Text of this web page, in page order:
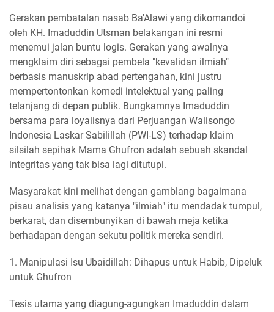
Gerakan pembatalan nasab Ba'Alawi yang dikomandoi
oleh KH. Imaduddin Utsman belakangan ini resmi
menemui jalan buntu logis. Gerakan yang awalnya
mengklaim diri sebagai pembela "kevalidan ilmiah"
berbasis manuskrip abad pertengahan, kini justru
mempertontonkan komedi intelektual yang paling
telanjang di depan publik. Bungkamnya Imaduddin
bersama para loyalisnya dari Perjuangan Walisongo
Indonesia Laskar Sabilillah (PWI-LS) terhadap klaim
silsilah sepihak Mama Ghufron adalah sebuah skandal
integritas yang tak bisa lagi ditutupi.
Masyarakat kini melihat dengan gamblang bagaimana
pisau analisis yang katanya "ilmiah" itu mendadak tumpul,
berkarat, dan disembunyikan di bawah meja ketika
berhadapan dengan sekutu politik mereka sendiri.
1. Manipulasi Isu Ubaidillah: Dihapus untuk Habib, Dipeluk
untuk Ghufron
Tesis utama yang diagung-agungkan Imaduddin dalam